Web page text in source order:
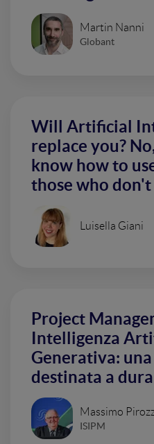
Martin Nanni
Globant
Will Artificial
replace you?
know how to
those who don't
Luisella Giani
Project
Intelligenza
Generativa:
destinata a
Massimo
ISIPM